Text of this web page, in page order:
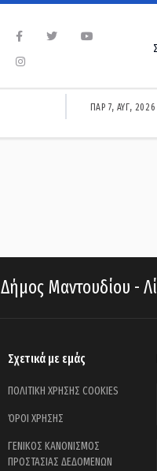
ΠΑΡ 7, ΑΥΓ, 2026
Δήμος Μαντουδίου -
Σχετικά με εμάς
ΠΟΛΙΤΙΚΗ ΧΡΗΣΗΣ COOKIES
ΌΡΟΙ ΧΡΗΣΗΣ
ΓΕΝΙΚΟΣ ΚΑΝΟΝΙΣΜΟΣ
ΠΡΟΣΤΑΣΙΑΣ ΔΕΔΟΜΕΝΩΝ